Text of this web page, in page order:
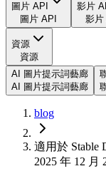
圖片 API
圖片 API
影片
影片
資源
資源
AI 圖片提示詞藝廊
AI 圖片提示詞藝廊
blog
適用於
2025 年 12 月